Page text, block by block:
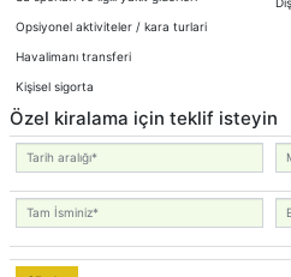
Opsiyonel aktiviteler / kara turlari
Havalimanı transferi
Kişisel sigorta
Özel kiralama için teklif isteyin